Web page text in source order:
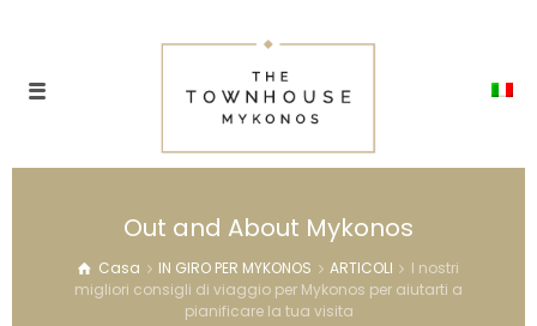
Out and About Mykonos
Casa IN GIRO PER MYKONOS ARTICOLI
I nostri
migliori consigli di viaggio per Mykonos per aiutarti a
pianificare la tua visita